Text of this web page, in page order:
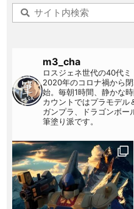
m3_cha
ロスジェネ世代の40代ミ
2020年のコロナ禍から
始。毎朝1時間、静かな
カウントではプラモデル
ガンプラ、ドラゴンボー
筆塗り派です。